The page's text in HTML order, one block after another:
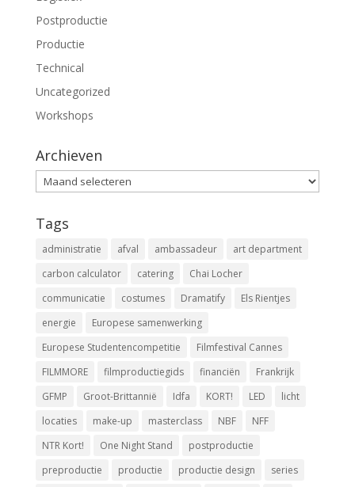
Postproductie
Productie
Technical
Uncategorized
Workshops
Archieven
Archieven
Tags
administratie afval ambassadeur
art department
carbon calculator
catering
Chai Locher
communicatie
costumes Dramatify
Els Rientjes
energie
Europese samenwerking
Europese Studentencompetitie
Filmfestival Cannes
FILMMORE
filmproductiegids financiën
Frankrijk
GFMP
Groot-Brittannië Idfa KORT! LED
licht
locaties
make-up masterclass NBF
NFF
NTR Kort!
One Night Stand
postproductie
preproductie
productie productie design
series